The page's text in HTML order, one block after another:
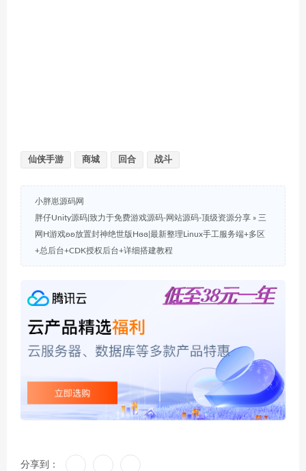
仙侠手游 商城 回合 战斗
小胖崽源码网
胖仔Unity源码|致力于免费游戏源码-网站源码-顶级资源分享 » 三
网H游戏ʚʚ放置封神绝世版Hɞɞ|最新整理Linux手工服务端+多区
+总后台+CDK授权后台+详细搭建教程
分享到：